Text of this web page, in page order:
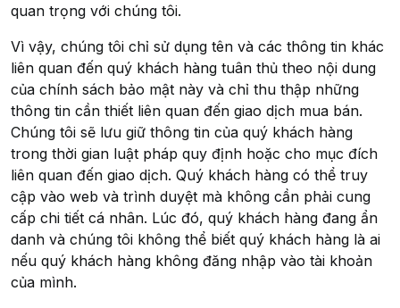
quan trọng với chúng tôi.
Vì vậy, chúng tôi chỉ sử dụng tên và các thông tin khác
liên quan đến quý khách hàng tuân thủ theo nội dung
của chính sách bảo mật này và chỉ thu thập những
thông tin cần thiết liên quan đến giao dịch mua bán.
Chúng tôi sẽ lưu giữ thông tin của quý khách hàng
trong thời gian luật pháp quy định hoặc cho mục đích
liên quan đến giao dịch. Quý khách hàng có thể truy
cập vào web và trình duyệt mà không cần phải cung
cấp chi tiết cá nhân. Lúc đó, quý khách hàng đang ẩn
danh và chúng tôi không thể biết quý khách hàng là ai
nếu quý khách hàng không đăng nhập vào tài khoản
của mình.